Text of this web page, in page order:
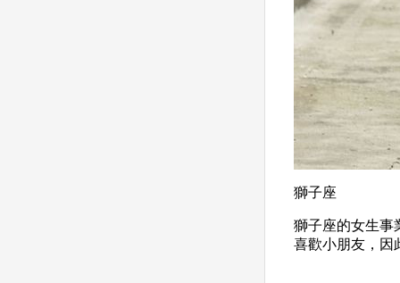
獅子座
獅子座的女生事
喜歡小朋友，因